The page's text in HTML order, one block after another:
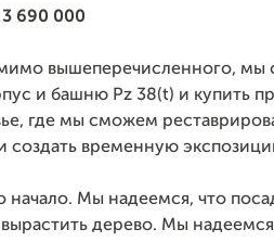
690 000
вышеперечисленного,
и башню Pz 38(t) и купить
где мы сможем
создать временную
начало. Мы надеемся, что
дерево. Мы